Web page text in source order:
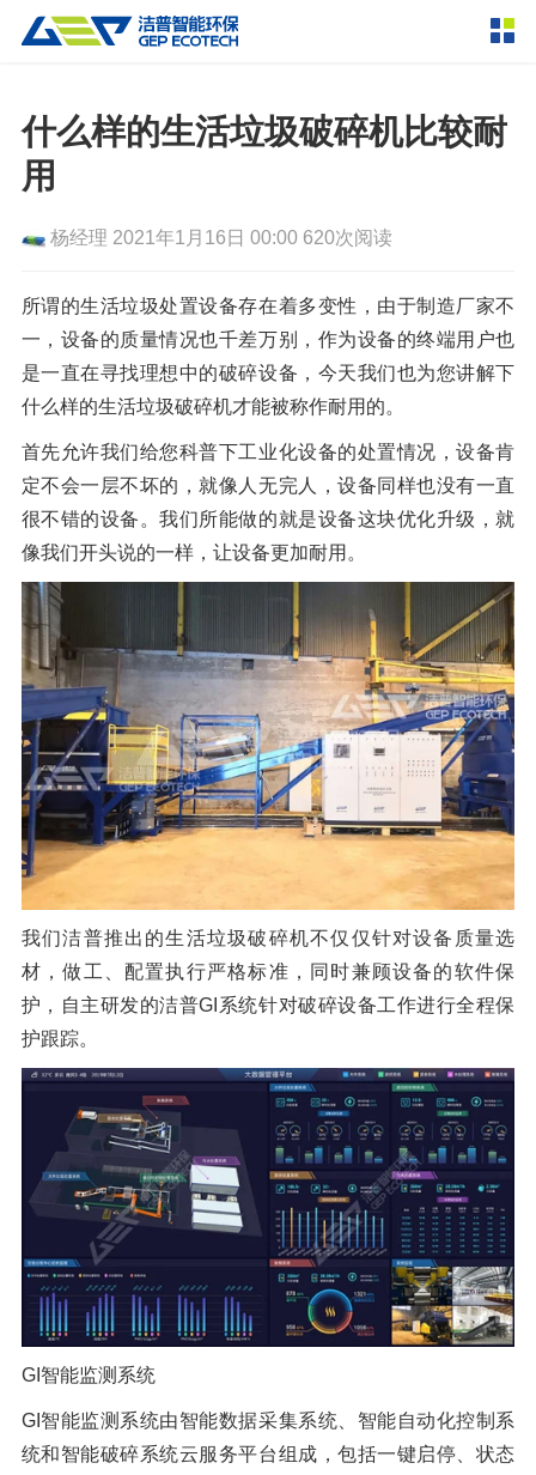
双轴撕碎机 单轴撕碎机
垃圾破袋机 移动式撕碎站
粉碎设备
环锤式粉碎机 鼓式粉碎机
轮胎钢丝分离机 通用型粉碎机
破碎设备
反击式破碎机 颚式破碎机
圆锥破碎机 立轴冲击式破碎机
重型锤式破碎机 移动式破碎站
挤压成型设备
RDF成型机 生物质颗粒机
液压打包机
成套机组
封闭式破碎系统 废轮胎热解系统
橡胶破胶机组
分选分离设备
风选机
涡电流分选机
脉冲除尘器 轮胎抽丝机
解决方案
服务支持
新闻资讯
走进洁普
联系我们
什么样的生活垃圾破碎机比较耐
用
杨经理 2021年1月16日 00:00 620次阅读
所谓的生活垃圾处置设备存在着多变性，由于制造厂家不
一，设备的质量情况也千差万别，作为设备的终端用户也
是一直在寻找理想中的破碎设备，今天我们也为您讲解下
什么样的生活垃圾破碎机才能被称作耐用的。
首先允许我们给您科普下工业化设备的处置情况，设备肯
定不会一层不坏的，就像人无完人，设备同样也没有一直
很不错的设备。我们所能做的就是设备这块优化升级，就
像我们开头说的一样，让设备更加耐用。
我们洁普推出的生活垃圾破碎机不仅仅针对设备质量选
材，做工、配置执行严格标准，同时兼顾设备的软件保
护，自主研发的洁普GI系统针对破碎设备工作进行全程保
护跟踪。
GI智能监测系统
GI智能监测系统由智能数据采集系统、智能自动化控制系
统和智能破碎系统云服务平台组成，包括一键启停、状态